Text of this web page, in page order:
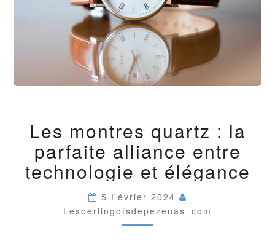
MONTRES
QUARTZ
:
PARFAITE
ENTRE
TECHNOLOGIE
ET
Les montres quartz : la
parfaite alliance entre
technologie et élégance
5 Février 2024
Lesberlingotsdepezenas_com